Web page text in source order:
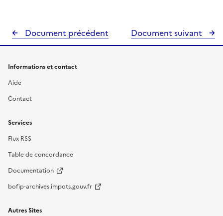
Document précédent Document suivant
Informations et contact
Aide
Contact
Services
Flux RSS
Table de concordance
Documentation
bofip-archives.impots.gouv.fr
Autres Sites